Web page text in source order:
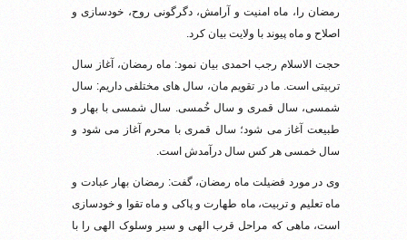
رمضان را، ماه امنیت و آرامش، دگرگونی روح، خودسازی و
اصلاح و ماه پیوند با ولایت بیان کرد.
حجت الاسلام رجب احمدی بیان نمود: ماه رمضان، آغاز سال
تربیتی است. ما در تقویم مان، سال های مختلفی داریم: سال
شمسی، سال قمری و سال خُمسی. سال شمسی با بهار و
طبیعت آغاز می شود؛ سال قمری با محرم آغاز می شود و
سال خمسی هر کس سال درآمدش است.
وی در مورد فضیلت ماه رمضان، گفت: رمضان بهار عبادت و
ماه تعلیم و تربیت، ماه طهارت و پاکی و ماه تقوا و خودسازی
است، ماهی که مراحل قرب الهی و سیر وسلوک الهی را با